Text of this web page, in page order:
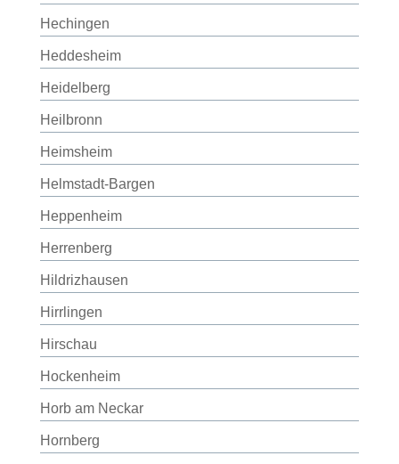
Hechingen
Heddesheim
Heidelberg
Heilbronn
Heimsheim
Helmstadt-Bargen
Heppenheim
Herrenberg
Hildrizhausen
Hirrlingen
Hirschau
Hockenheim
Horb am Neckar
Hornberg